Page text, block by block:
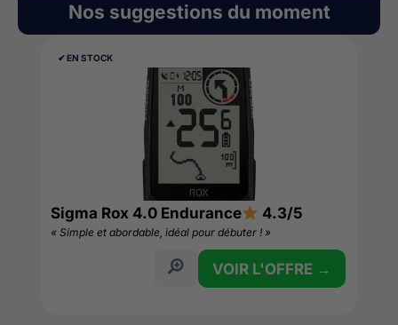
Nos suggestions du moment
✔︎ EN STOCK
Sigma Rox 4.0 Endurance 4.3/5
« Simple et abordable, idéal pour débuter ! »
VOIR L'OFFRE →